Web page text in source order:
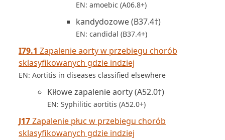
EN: amoebic (A06.8+)
kandydozowe (B37.4†)
EN: candidal (B37.4+)
I79.1 Zapalenie aorty w przebiegu chorób
sklasyfikowanych gdzie indziej
EN: Aortitis in diseases classified elsewhere
Kiłowe zapalenie aorty (A52.0†)
EN: Syphilitic aortitis (A52.0+)
J17Zapalenie płuc w przebiegu chorób
sklasyfikowanych gdzie indziej